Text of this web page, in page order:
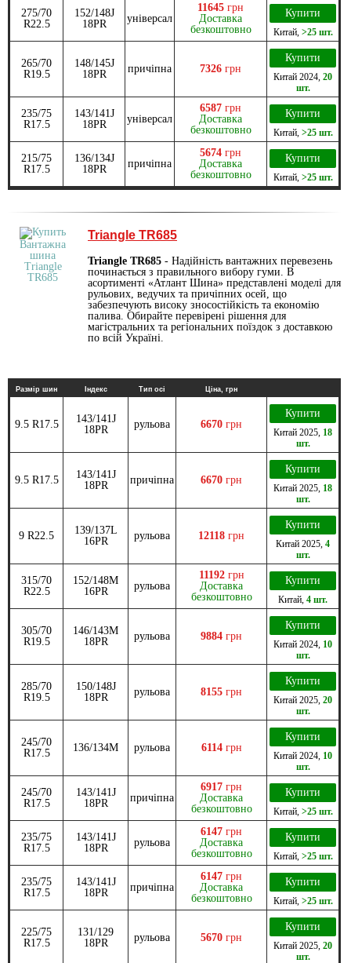
275/70
R22.5
152/148J
18PR
універсал
11645 грн
Доставка
безкоштовно
Купити
Китай, >25 шт.
265/70
R19.5
148/145J
18PR
причіпна 7326 грн
Купити
Китай 2024 20
шт.
235/75
R17.5
143/141J
18PR
універсал
6587 грн
Доставка
безкоштовно
Купити
Китай, >25 шт.
215/75
R17.5
136/134J
18PR
причіпна
5674 грн
Доставка
безкоштовно
Купити
Китай, >25 шт.
Triangle TR685
Triangle TR685 - Надійність вантажних перевезень
починається з правильного вибору гуми. В
асортименті «Атлант Шина» представлені моделі для
рульових, ведучих та причіпних осей, що
забезпечують високу зносостійкість та економію
палива. Обирайте перевірені рішення для
магістральних та регіональних поїздок з доставкою
по всій Україні.
Размір шин Індекс Тип осі Ціна, грн
9.5 R17.5
143/141J
18PR
рульова 6670 грн
Купити
Китай 2025 18
шт.
9.5 R17.5
143/141J
18PR
причіпна 6670 грн
Купити
Китай 2025 18
шт.
9 R22.5
139/137L
16PR
рульова 12118 грн
Купити
Китай 2025 4
шт.
315/70
R22.5
152/148M
16PR
рульова
11192 грн
Доставка
безкоштовно
Купити
Китай 4 шт.
305/70
R19.5
146/143M
18PR
рульова 9884 грн
Купити
Китай 2024 10
шт.
285/70
R19.5
150/148J
18PR
рульова 8155 грн
Купити
Китай 2025 20
шт.
245/70
R17.5
136/134M рульова 6114 грн
Купити
Китай 2024 10
шт.
245/70
R17.5
143/141J
18PR
причіпна
6917 грн
Доставка
безкоштовно
Купити
Китай, >25 шт.
235/75
R17.5
143/141J
18PR
рульова
6147 грн
Доставка
безкоштовно
Купити
Китай, >25 шт.
235/75
R17.5
143/141J
18PR
причіпна
6147 грн
Доставка
безкоштовно
Купити
Китай, >25 шт.
225/75
R17.5
131/129
18PR
рульова 5670 грн
Купити
Китай 2025 20
шт.